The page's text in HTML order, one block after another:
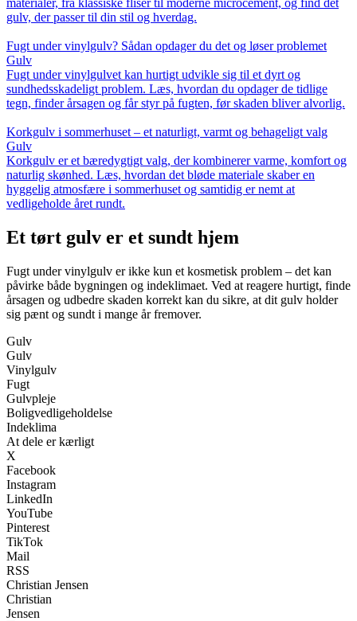
materialer, fra klassiske fliser til moderne microcement, og find det
gulv, der passer til din stil og hverdag.
Fugt under vinylgulv? Sådan opdager du det og løser problemet
Gulv
Fugt under vinylgulvet kan hurtigt udvikle sig til et dyrt og
sundhedsskadeligt problem. Læs, hvordan du opdager de tidlige
tegn, finder årsagen og får styr på fugten, før skaden bliver alvorlig.
Korkgulv i sommerhuset – et naturligt, varmt og behageligt valg
Gulv
Korkgulv er et bæredygtigt valg, der kombinerer varme, komfort og
naturlig skønhed. Læs, hvordan det bløde materiale skaber en
hyggelig atmosfære i sommerhuset og samtidig er nemt at
vedligeholde året rundt.
Et tørt gulv er et sundt hjem
Fugt under vinylgulv er ikke kun et kosmetisk problem – det kan
påvirke både bygningen og indeklimaet. Ved at reagere hurtigt, finde
årsagen og udbedre skaden korrekt kan du sikre, at dit gulv holder
sig pænt og sundt i mange år fremover.
Gulv
Gulv
Vinylgulv
Fugt
Gulvpleje
Boligvedligeholdelse
Indeklima
At dele er kærligt
X
Facebook
Instagram
LinkedIn
YouTube
Pinterest
TikTok
Mail
RSS
Christian Jensen
Christian
Jensen